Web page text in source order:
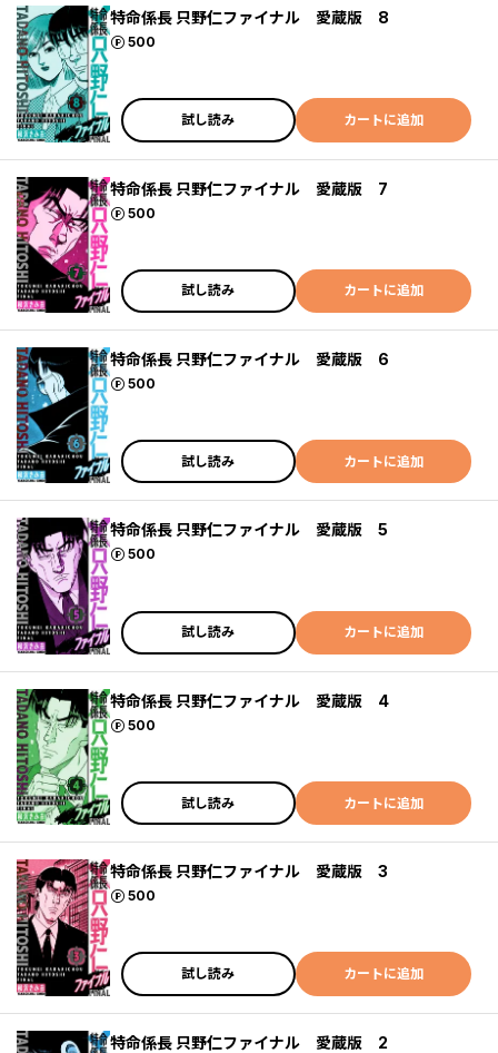
特命係長 只野仁ファイナル 愛蔵版 8
500
ポイント
試し読み カートに追加
特命係長 只野仁ファイナル 愛蔵版 7
500
ポイント
試し読み カートに追加
特命係長 只野仁ファイナル 愛蔵版 6
500
ポイント
試し読み カートに追加
特命係長 只野仁ファイナル 愛蔵版 5
500
ポイント
試し読み カートに追加
特命係長 只野仁ファイナル 愛蔵版 4
500
ポイント
試し読み カートに追加
特命係長 只野仁ファイナル 愛蔵版 3
500
ポイント
試し読み カートに追加
特命係長 只野仁ファイナル 愛蔵版 2